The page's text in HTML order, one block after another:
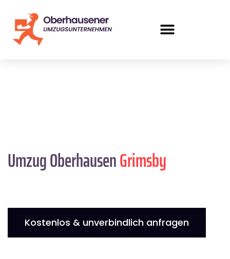
Umzug OberhausenGrimsby
Kostenlos & unverbindlich anfragen